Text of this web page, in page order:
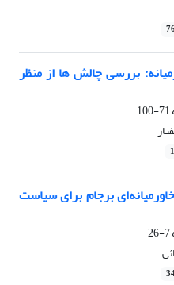
بررسی چالش ها از منظر
71-100
برجام برای سیاست
7-26